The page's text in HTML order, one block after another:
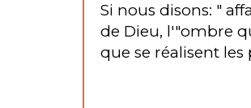
Si nous disons: "
de Dieu, l'"ombre
que se réalisent les